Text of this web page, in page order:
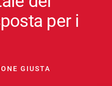
per i
GIUSTA